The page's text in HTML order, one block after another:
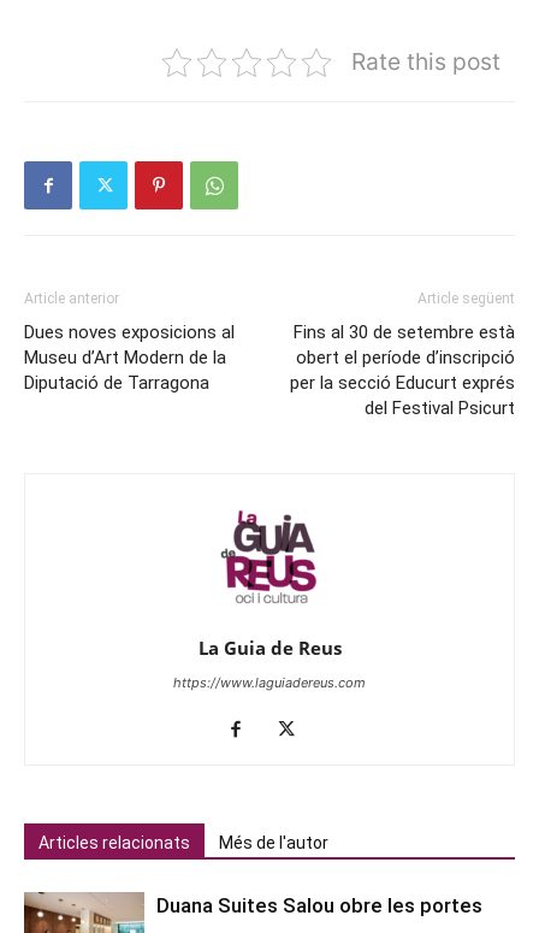
Rate this post
Article anterior
Dues noves exposicions al
Museu d’Art Modern de la
Diputació de Tarragona
Article següent
Fins al 30 de setembre està
obert el període d’inscripció
per la secció Educurt exprés
del Festival Psicurt
La Guia de Reus
https://www.laguiadereus.com
Articles relacionats Més de l'autor
Duana Suites Salou obre les portes